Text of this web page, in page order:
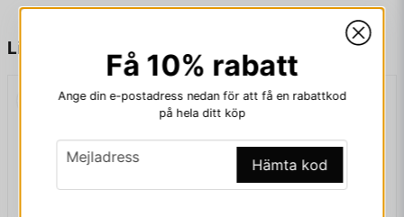
Liknande produkter
I BOX UTAN MANUALFå 10% rabatt
Ange din e-postadress nedan för att få en rabattkod
på hela ditt köp
email
Mejladress Hämta kod